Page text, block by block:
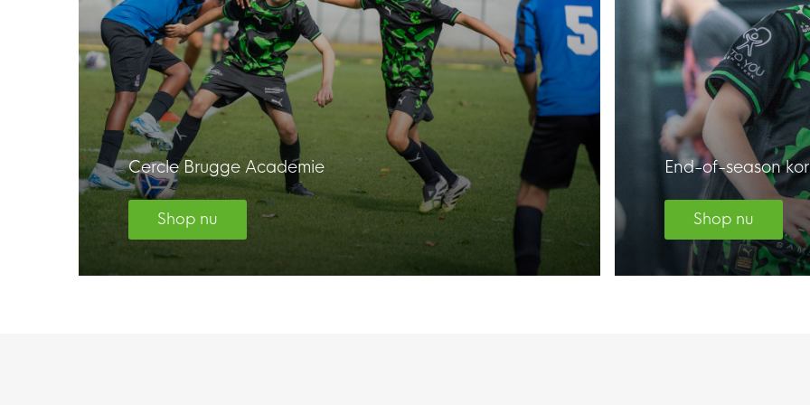
Cercle Brugge Academie
Shop nu
End-of-season
Shop nu